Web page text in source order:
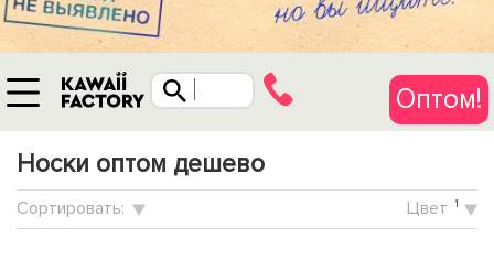
Оптом!
Носки оптом дешево
Cортировать: Цвет 1